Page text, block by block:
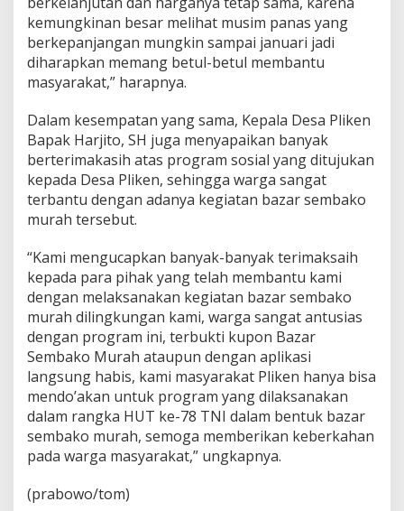
kemungkinan besar melihat musim panas yang
berkepanjangan mungkin sampai januari jadi
diharapkan memang betul-betul membantu
masyarakat,” harapnya.
Dalam kesempatan yang sama, Kepala Desa Pliken
Bapak Harjito, SH juga menyapaikan banyak
berterimakasih atas program sosial yang ditujukan
kepada Desa Pliken, sehingga warga sangat
terbantu dengan adanya kegiatan bazar sembako
murah tersebut.
“Kami mengucapkan banyak-banyak terimaksaih
kepada para pihak yang telah membantu kami
dengan melaksanakan kegiatan bazar sembako
murah dilingkungan kami, warga sangat antusias
dengan program ini, terbukti kupon Bazar
Sembako Murah ataupun dengan aplikasi
langsung habis, kami masyarakat Pliken hanya bisa
mendo’akan untuk program yang dilaksanakan
dalam rangka HUT ke-78 TNI dalam bentuk bazar
sembako murah, semoga memberikan keberkahan
pada warga masyarakat,” ungkapnya.
(prabowo/tom)